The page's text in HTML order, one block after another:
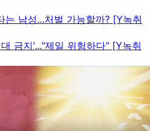
는 남성...처벌 가능할까? [Y녹취
금지'..."제일 위험하다" [Y녹취